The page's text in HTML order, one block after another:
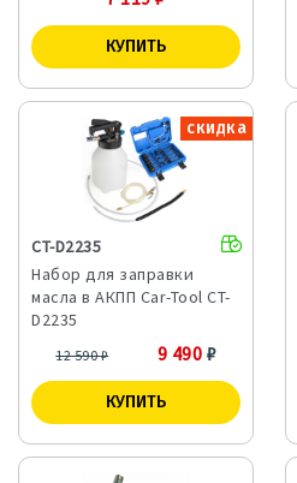
скидка
CT-D2235
Набор для заправки
масла в АКПП Car-Tool CT-
D2235
12 590₽ 9 490 ₽